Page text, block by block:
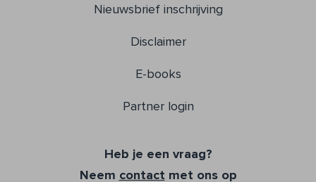
Nieuwsbrief inschrijving
Disclaimer
E-books
Partner login
Heb je een vraag?
Neem contact met ons op